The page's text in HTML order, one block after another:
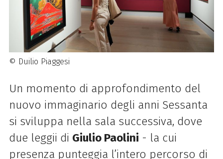
© Duilio Piaggesi
Un momento di approfondimento del
nuovo immaginario degli anni Sessanta
si sviluppa nella sala successiva, dove
due leggii di Giulio Paolini - la cui
presenza punteggia l’intero percorso di